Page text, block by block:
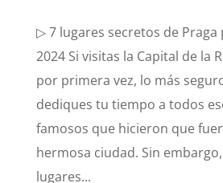
▷ 7 lugares secretos de Praga
2024 Si visitas la Capital de la
por primera vez, lo más
dediques tu tiempo a todos
famosos que hicieron que
hermosa ciudad. Sin
lugares...